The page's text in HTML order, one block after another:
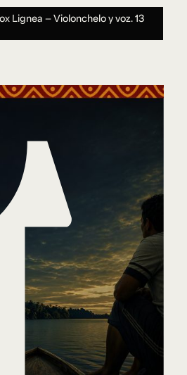
Lignea — Violonchelo y voz.13